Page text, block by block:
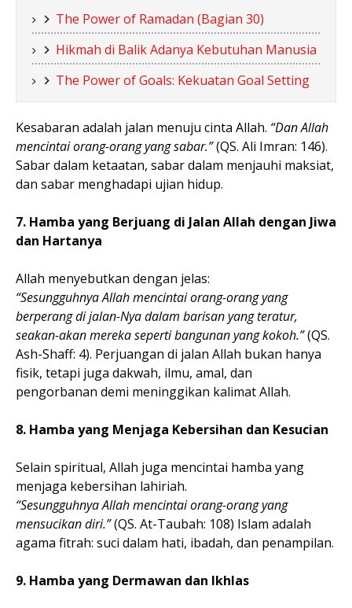
The Power of Ramadan (Bagian 30)
Hikmah di Balik Adanya Kebutuhan Manusia
The Power of Goals: Kekuatan Goal Setting
Kesabaran adalah jalan menuju cinta Allah. “Dan Allah
mencintai orang-orang yang sabar.”(QS. Ali Imran: 146).
Sabar dalam ketaatan, sabar dalam menjauhi maksiat,
dan sabar menghadapi ujian hidup.
7. Hamba yang Berjuang di Jalan Allah dengan Jiwa
dan Hartanya
Allah menyebutkan dengan jelas:
“Sesungguhnya Allah mencintai orang-orang yang
berperang di jalan-Nya dalam barisan yang teratur,
seakan-akan mereka seperti bangunan yang kokoh.”(QS.
Ash-Shaff: 4). Perjuangan di jalan Allah bukan hanya
fisik, tetapi juga dakwah, ilmu, amal, dan
pengorbanan demi meninggikan kalimat Allah.
8. Hamba yang Menjaga Kebersihan dan Kesucian
Selain spiritual, Allah juga mencintai hamba yang
menjaga kebersihan lahiriah.
“Sesungguhnya Allah mencintai orang-orang yang
mensucikan diri.”(QS. At-Taubah: 108) Islam adalah
agama fitrah: suci dalam hati, ibadah, dan penampilan.
9. Hamba yang Dermawan dan Ikhlas